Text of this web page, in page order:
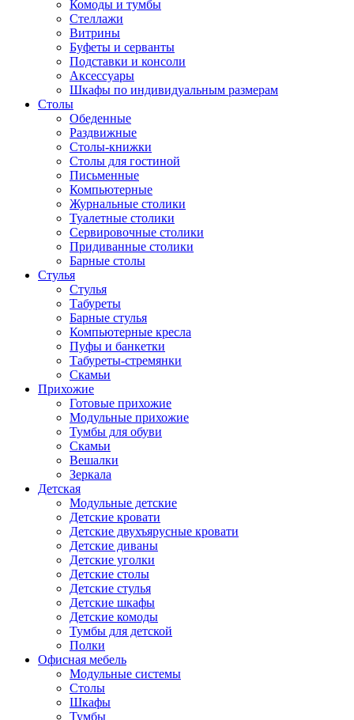
Комоды и тумбы
Стеллажи
Витрины
Буфеты и серванты
Подставки и консоли
Аксессуары
Шкафы по индивидуальным размерам
Столы
Обеденные
Раздвижные
Столы-книжки
Столы для гостиной
Письменные
Компьютерные
Журнальные столики
Туалетные столики
Сервировочные столики
Придиванные столики
Барные столы
Стулья
Стулья
Табуреты
Барные стулья
Компьютерные кресла
Пуфы и банкетки
Табуреты-стремянки
Скамьи
Прихожие
Готовые прихожие
Модульные прихожие
Тумбы для обуви
Скамьи
Вешалки
Зеркала
Детская
Модульные детские
Детские кровати
Детские двухъярусные кровати
Детские диваны
Детские уголки
Детские столы
Детские стулья
Детские шкафы
Детские комоды
Тумбы для детской
Полки
Офисная мебель
Модульные системы
Столы
Шкафы
Тумбы